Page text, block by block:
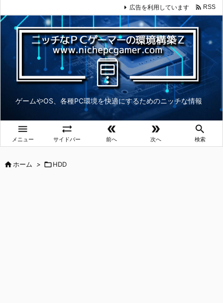
ゲームやOS、各種PC環境を快適にするためのニッチな情報

メニュー

サイドバー

前へ

次へ

検索
広告を利用しています  RSS
ホーム > HDD